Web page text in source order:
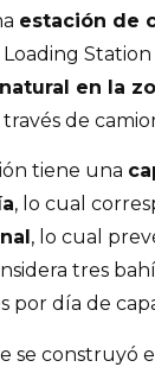
estación de
Station
en la
través de
tiene una
, lo cual
, lo cual
tres
por día de
se construyó